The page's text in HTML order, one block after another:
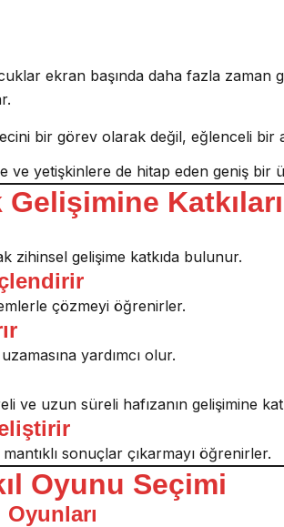
ekran başında daha fazla
bir görev olarak değil, eğlenceli bir
ve yetişkinlere de hitap eden geniş bir
Katkıları
zihinsel gelişime katkıda bulunur.
çözmeyi öğrenirler.
yardımcı olur.
ve uzun süreli hafızanın gelişimine
sonuçlar çıkarmayı öğrenirler.
Oyunu Seçimi
Oyunları